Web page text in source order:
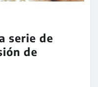
serie de
de